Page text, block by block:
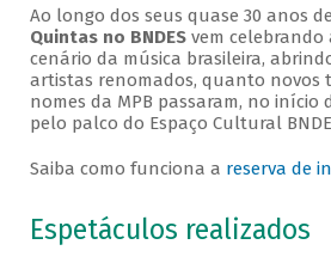
Ao longo dos seus quase 30 anos
Quintas no BNDESvem celebrando
cenário da música brasileira,
artistas renomados, quanto novos
nomes da MPB passaram, no início
pelo palco do Espaço Cultural
Saiba como funciona a reserva de
Espetáculos realizados